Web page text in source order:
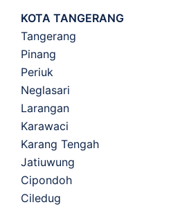
KOTA TANGERANG
Tangerang
Pinang
Periuk
Neglasari
Larangan
Karawaci
Karang Tengah
Jatiuwung
Cipondoh
Ciledug